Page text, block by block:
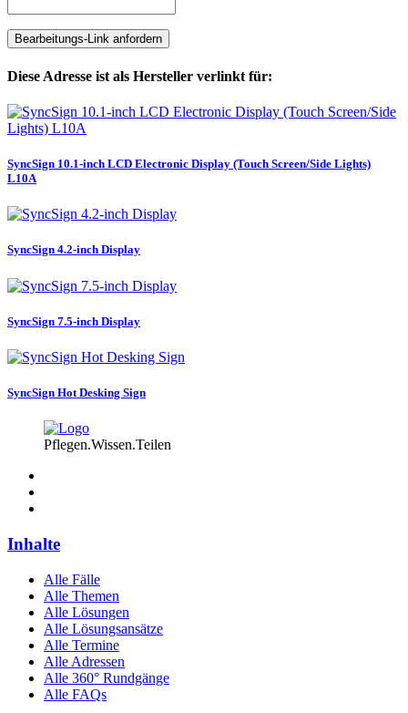
Bearbeitungs-Link anfordern
Diese Adresse ist als Hersteller verlinkt für:
SyncSign 10.1-inch LCD Electronic Display (Touch Screen/Side Lights)
L10A
SyncSign 4.2-inch Display
SyncSign 7.5-inch Display
SyncSign Hot Desking Sign
Pflegen.Wissen.Teilen
Inhalte
Alle Fälle
Alle Themen
Alle Lösungen
Alle Lösungsansätze
Alle Termine
Alle Adressen
Alle 360° Rundgänge
Alle FAQs